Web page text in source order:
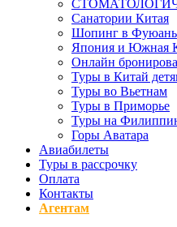
Санатории Китая
Шопинг в Фуюань
Япония и Южная
Онлайн
Туры в Китай
Туры во Вьетнам
Туры в Приморье
Туры на
Горы Аватара
Авиабилеты
Туры в рассрочку
Оплата
Контакты
Агентам